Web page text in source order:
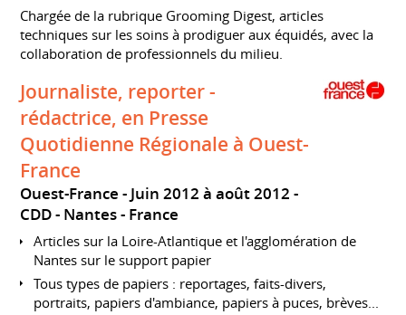
Chargée de la rubrique Grooming Digest, articles
techniques sur les soins à prodiguer aux équidés, avec la
collaboration de professionnels du milieu.
Journaliste, reporter -
rédactrice, en Presse
Quotidienne Régionale à Ouest-
France
Ouest-France
Juin 2012 à août 2012
CDD
Nantes France
Articles sur la Loire-Atlantique et l'agglomération de
Nantes sur le support papier
Tous types de papiers : reportages, faits-divers,
portraits, papiers d'ambiance, papiers à puces, brèves...